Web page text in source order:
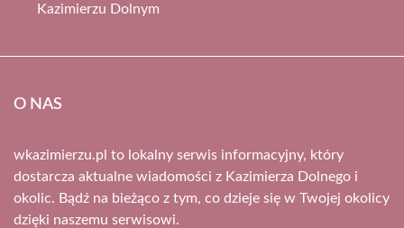
Kazimierzu Dolnym
O NAS
wkazimierzu.pl to lokalny serwis informacyjny, który
dostarcza aktualne wiadomości z Kazimierza Dolnego i
okolic. Bądź na bieżąco z tym, co dzieje się w Twojej okolicy
dzięki naszemu serwisowi.